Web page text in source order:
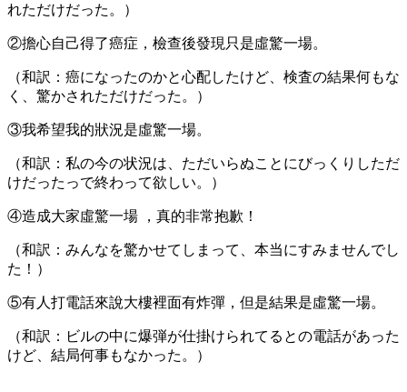
れただけだった。）
②擔心自己得了癌症，檢查後發現只是虛驚一場。
（和訳：癌になったのかと心配したけど、検査の結果何もな
く、驚かされただけだった。）
③我希望我的狀況是虛驚一場。
（和訳：私の今の状況は、ただいらぬことにびっくりしただ
けだったっで終わって欲しい。）
④造成大家虛驚一場 ，真的非常抱歉！
（和訳：みんなを驚かせてしまって、本当にすみませんでし
た！）
⑤有人打電話來說大樓裡面有炸彈，但是結果是虛驚一場。
（和訳：ビルの中に爆弾が仕掛けられてるとの電話があった
けど、結局何事もなかった。）